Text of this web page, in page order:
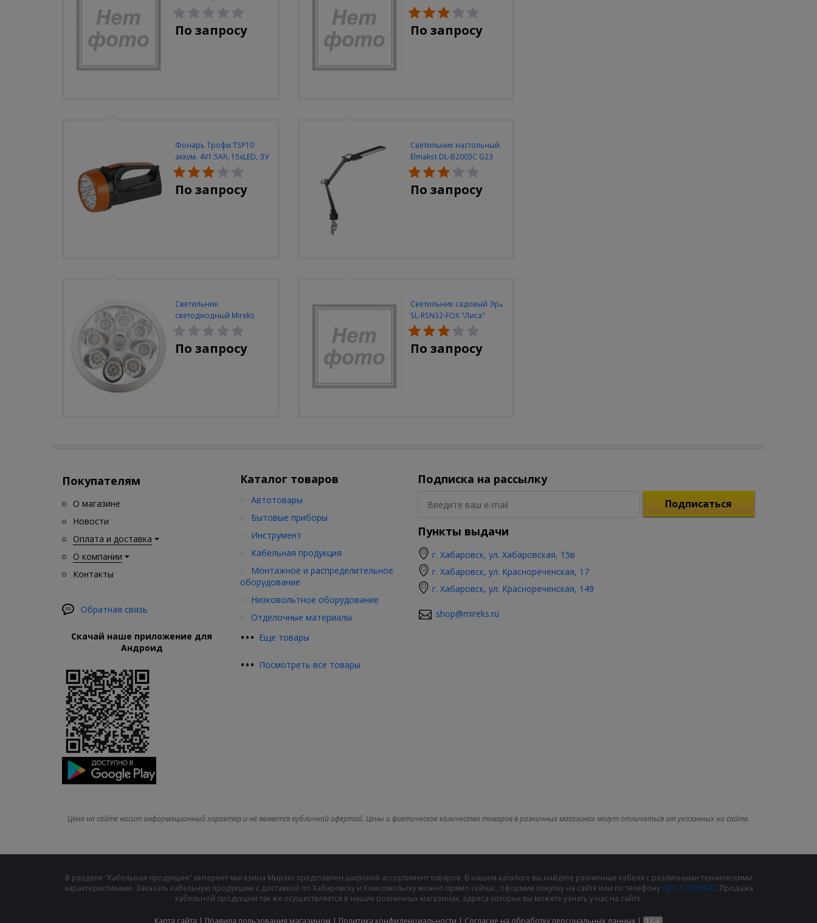
Navigator NEL-A2-E130-T4-
840/WH
По запросу По запросу
Фонарь Трофи TSP10
аккум. 4V1.5Ah, 15xLED, ЗУ
вилка 220V
По запросу
Светильник настольный
Elmakst DL-B2003C G23
черный струбцина
По запросу
Светильник
светодиодный Mireks
С-310-80-S (5W/4000-
5000K/500lm/датчик
движения)
По запросу
Светильник садовый Эра
SL-RSN32-FOX "Лиса"
солн.бат, полистоун,
цветной, 32 см
По запросу
Покупателям
О магазине
Новости
Оплата и доставка
О компании
Контакты
Обратная связь
Скачай наше приложение для
Андроид
Каталог товаров
••• Еще товары
Автотовары
Бытовые приборы
Инструмент
Кабельная продукция
Монтажное и распределительное
оборудование
Низковольтное оборудование
Отделочные материалы
••• Посмотреть все товары
Подписка на рассылку
Подписаться
Пункты выдачи
г. Хабаровск, ул. Хабаровская, 15в
г. Хабаровск, ул. Краснореченская, 17
г. Хабаровск, ул. Краснореченская, 149
shop@mireks.ru
Цена на сайте носит информационный характер и не является публичной офертой. Цены и фактическое количество товаров в розничных магазинах могут отличаться от указанных на сайте.
В разделе "Кабельная продукция" интернет-магазина Мирэкс представлен широкий ассортимент товаров. В нашем каталоге вы найдете различные кабеля с различными техническими
характеристиками. Заказать кабельную продукцию с доставкой по Хабаровску и Комсомольску можно прямо сейчас, оформив покупку на сайте или по телефону (4212) 73-60-42. Продажа
кабельной продукции так же осуществляется в наших розничных магазинах, адреса которых вы можете узнать у нас на сайте.